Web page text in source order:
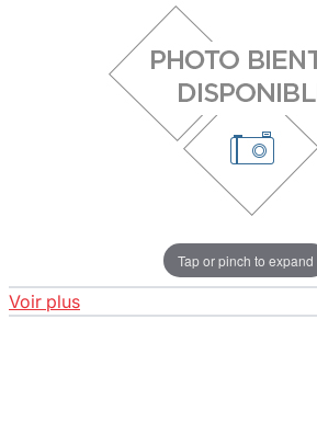
Tap or pinch to expand
Voir plus